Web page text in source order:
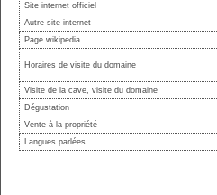
Site internet officiel
Autre site internet
Page wikipedia
Horaires de visite du domaine
Visite de la cave, visite du domaine
Dégustation
Vente à la propriété
Langues parlées